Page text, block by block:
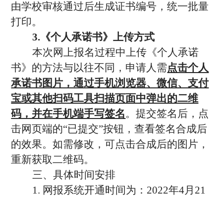
由学校审核通过后生成证书编号，统一批量
打印。
3. 《个人承诺书》上传方式
本次网上报名过程中上传《个人承诺
书》的方法与以往不同，申请人需点击个人
承诺书图片，通过手机浏览器、微信、支付
宝或其他扫码工具扫描页面中弹出的二维
码，并在手机端手写签名。提交签名后，点
击网页端的“已提交”按钮，查看签名合成后
的效果。如需修改，可点击合成后的图片，
重新获取二维码。
三、具体时间安排
1. 网报系统开通时间为：2022年4月21